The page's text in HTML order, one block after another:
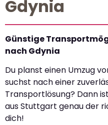
Gdynia
Günstige
nach Gdynia
Du planst einen Umzug
suchst nach einer
Transportlösung? Dann
aus Stuttgart genau der
dich!